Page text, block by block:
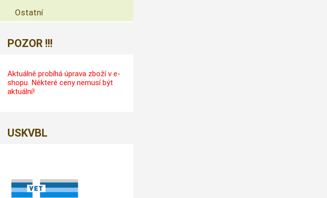
Ostatní
POZOR !!!
Aktuálně probíhá úprava zboží v e-
shopu. Některé ceny nemusí být
aktuální!
USKVBL